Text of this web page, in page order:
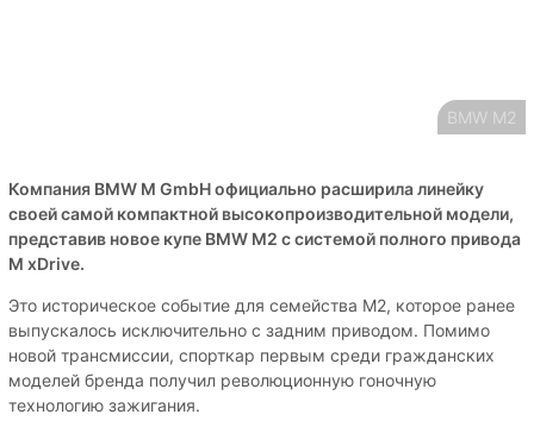
BMW M2
Компания BMW M GmbH официально расширила линейку
своей самой компактной высокопроизводительной модели,
представив новое купе BMW M2 с системой полного привода
M xDrive.
Это историческое событие для семейства M2, которое ранее
выпускалось исключительно с задним приводом. Помимо
новой трансмиссии, спорткар первым среди гражданских
моделей бренда получил революционную гоночную
технологию зажигания.